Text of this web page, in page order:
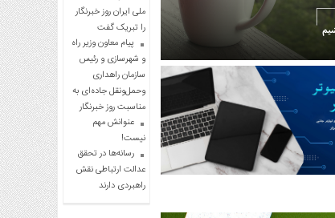
ملی ایران روز خبرنگار
را تبریک گفت
پیام معاون وزیر راه
و شهرسازی و رئیس
سازمان راهداری
وحمل‌ونقل جاده‌ای به
مناسبت روز خبرنگار
عنوانش مهم
نیست!
رسانه‌ها در تحقق
عدالت ارتباطی نقش
راهبردی دارند